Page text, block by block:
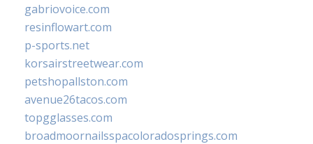
gabriovoice.com
resinflowart.com
p-sports.net
korsairstreetwear.com
petshopallston.com
avenue26tacos.com
topgglasses.com
broadmoornailsspacoloradosprings.com